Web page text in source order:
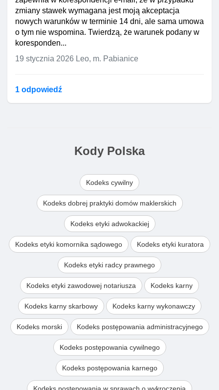
zmiany stawek wymagana jest moją akceptacja
nowych warunków w terminie 14 dni, ale sama umowa
o tym nie wspomina. Twierdzą, że warunek podany w
koresponden...
19 stycznia 2026 Leo, m. Pabianice
1 odpowiedź
Kody Polska
Kodeks cywilny
Kodeks dobrej praktyki domów maklerskich
Kodeks etyki adwokackiej
Kodeks etyki komornika sądowego Kodeks etyki kuratora
Kodeks etyki radcy prawnego
Kodeks etyki zawodowej notariusza Kodeks karny
Kodeks karny skarbowy Kodeks karny wykonawczy
Kodeks morski Kodeks postępowania administracyjnego
Kodeks postępowania cywilnego
Kodeks postępowania karnego